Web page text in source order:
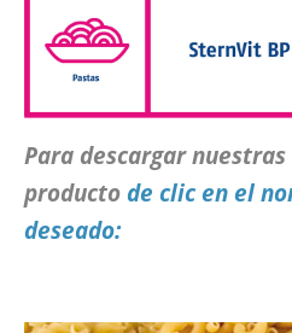
Para descargar nuestras
producto de clic en el
deseado: